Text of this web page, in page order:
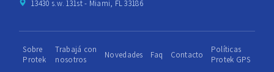
13430 s.w. 131st - Miami, FL 33186
Sobre
Protek
Trabajá con
nosotros
Novedades Faq Contacto
Políticas
Protek GPS